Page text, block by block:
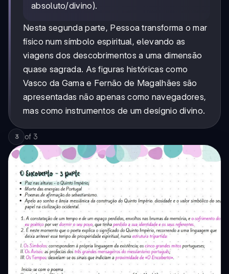
absoluto/divino).
Nesta segunda parte, Pessoa transforma o mar
físico num símbolo espiritual, elevando as
viagens dos descobrimentos a uma dimensão
quase sagrada. As figuras históricas como
Vasco da Gama e Fernão de Magalhães são
apresentadas não apenas como navegadores,
mas como instrumentos de um desígnio divino.
3 of 3